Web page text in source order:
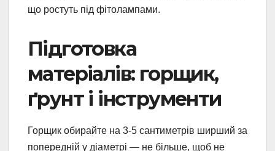
що ростуть під фітолампами.
Підготовка
матеріалів: горщик,
ґрунт і інструменти
Горщик обирайте на 3-5 сантиметрів ширший за
попередній у діаметрі — не більше, щоб не